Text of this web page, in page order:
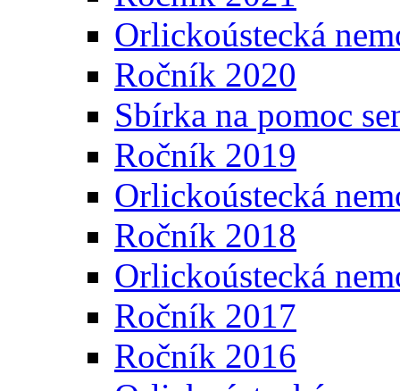
Orlickoústecká
Ročník 2020
Sbírka na pomoc
Ročník 2019
Orlickoústecká
Ročník 2018
Orlickoústecká
Ročník 2017
Ročník 2016